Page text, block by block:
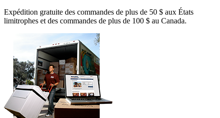
Expédition gratuite des commandes de plus de 50 $ aux États
limitrophes et des commandes de plus de 100 $ au Canada.